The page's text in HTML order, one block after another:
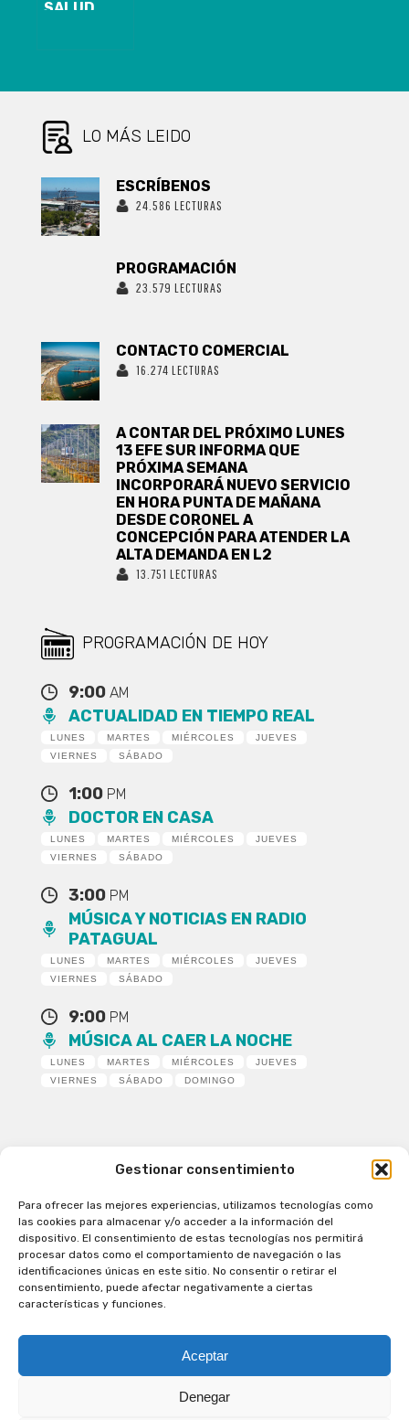
Gestionar consentimiento
Para ofrecer las mejores experiencias, utilizamos tecnologías como
las cookies para almacenar y/o acceder a la información del
dispositivo. El consentimiento de estas tecnologías nos permitirá
procesar datos como el comportamiento de navegación o las
identificaciones únicas en este sitio. No consentir o retirar el
consentimiento, puede afectar negativamente a ciertas
características y funciones.
Aceptar
Denegar
SALUD
DE LA REGIÓN
DEL BIOBÍO
LO MÁS LEIDO
ESCRÍBENOS
24.586 LECTURAS
PROGRAMACIÓN
23.579 LECTURAS
CONTACTO COMERCIAL
16.274 LECTURAS
A CONTAR DEL PRÓXIMO LUNES
13 EFE SUR INFORMA QUE
PRÓXIMA SEMANA
INCORPORARÁ NUEVO SERVICIO
EN HORA PUNTA DE MAÑANA
DESDE CORONEL A
CONCEPCIÓN PARA ATENDER LA
ALTA DEMANDA EN L2
13.751 LECTURAS
PROGRAMACIÓN DE HOY
9:00 AM
ACTUALIDAD EN TIEMPO REAL
LUNES MARTES MIÉRCOLES
JUEVES
VIERNES
SÁBADO
1:00 PM
DOCTOR EN CASA
LUNES MARTES MIÉRCOLES
JUEVES
VIERNES
SÁBADO
3:00 PM
MÚSICA Y NOTICIAS EN RADIO
PATAGUAL
LUNES MARTES MIÉRCOLES
JUEVES
VIERNES
SÁBADO
9:00 PM
MÚSICA AL CAER LA NOCHE
LUNES MARTES MIÉRCOLES
JUEVES
VIERNES
SÁBADO DOMINGO
Patagual Radio Digital 2026 - Todos los derechos
reservados
la Radio de Verdad
Cobertura
Programación
Escríbenos